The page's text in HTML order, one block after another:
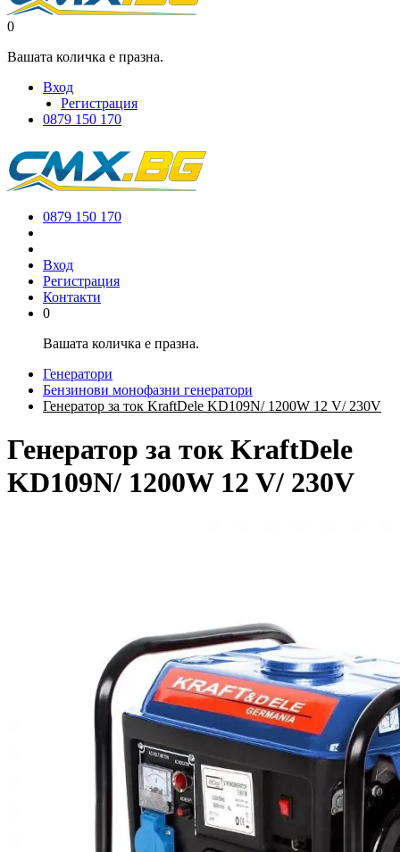
0
Вашата количка е празна.
Вход
Регистрация
0879 150 170
0879 150 170
Вход
Регистрация
Контакти
0
Вашата количка е празна.
Генератори
Бензинови монофазни генератори
Генератор за ток KraftDele KD109N/ 1200W 12 V/ 230V
Генератор за ток KraftDele
KD109N/ 1200W 12 V/ 230V